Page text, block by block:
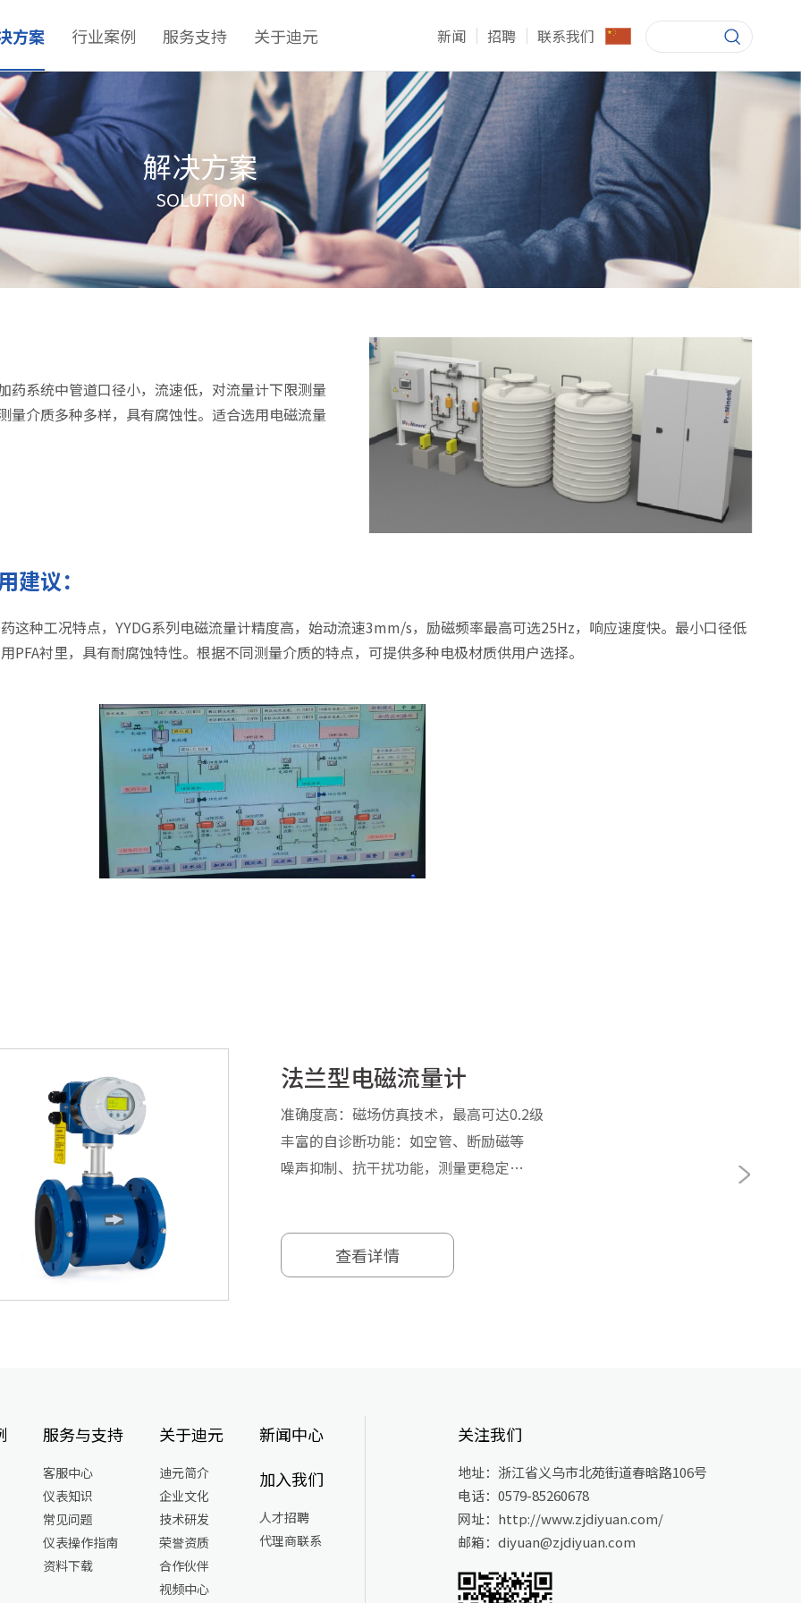
方案 行业案例 服务支持 关于迪元 新闻 招聘 联系我们
解决方案
SOLUTION
统中管道口径小，流速低，对流量计下限测量
量介质多种多样，具有腐蚀性。适合选用电磁流量
建议：
这种工况特点，YYDG系列电磁流量计精度高，始动流速3mm/s，励磁频率最高可选25Hz，响应速度快。最小口径低
PFA衬里，具有耐腐蚀特性。根据不同测量介质的特点，可提供多种电极材质供用户选择。
法兰型电磁流量计
准确度高：磁场仿真技术，最高可达0.2级
丰富的自诊断功能：如空管、断励磁等
噪声抑制、抗干扰功能，测量更稳定
查看详情
服务与支持
客服中心
仪表知识
常见问题
仪表操作指南
资料下载
关于迪元
迪元简介
企业文化
技术研发
荣誉资质
合作伙伴
视频中心
新闻中心
加入我们
人才招聘
代理商联系
关注我们
地址：浙江省义乌市北苑街道春晗路106号
电话：0579-85260678
网址：http://www.zjdiyuan.com/
邮箱：diyuan@zjdiyuan.com